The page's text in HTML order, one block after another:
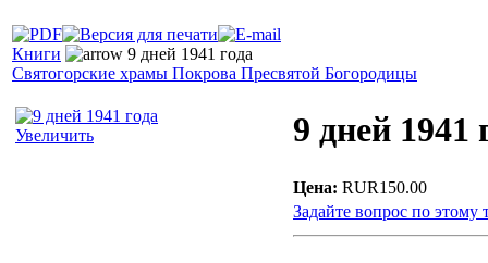
Книги
9 дней 1941 года
Святогорские храмы Покрова Пресвятой Богородицы
Увеличить 9 дней 1941
Цена: RUR150.00
Задайте вопрос по этому